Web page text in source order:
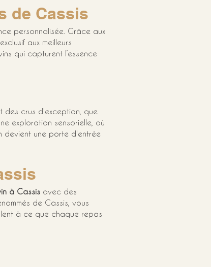
de Cassis
personnalisée. Grâce aux
aux meilleurs
qui capturent l’essence
des crus d'exception, que
exploration sensorielle, où
devient une porte d'entrée
à Cassis avec des
de Cassis, vous
à ce que chaque repas